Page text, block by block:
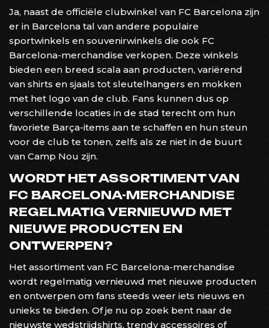
Ja, naast de officiële clubwinkel van FC Barcelona zijn
er in Barcelona tal van andere populaire
sportwinkels en souvenirwinkels die ook FC
Barcelona-merchandise verkopen. Deze winkels
bieden een breed scala aan producten, variërend
van shirts en sjaals tot sleutelhangers en mokken
met het logo van de club. Fans kunnen dus op
verschillende locaties in de stad terecht om hun
favoriete Barça-items aan te schaffen en hun steun
voor de club te tonen, zelfs als ze niet in de buurt
van Camp Nou zijn.
WORDT HET ASSORTIMENT VAN
FC BARCELONA-MERCHANDISE
REGELMATIG VERNIEUWD MET
NIEUWE PRODUCTEN EN
ONTWERPEN?
Het assortiment van FC Barcelona-merchandise
wordt regelmatig vernieuwd met nieuwe producten
en ontwerpen om fans steeds weer iets nieuws en
unieks te bieden. Of je nu op zoek bent naar de
nieuwste wedstrijdshirts, trendy accessoires of